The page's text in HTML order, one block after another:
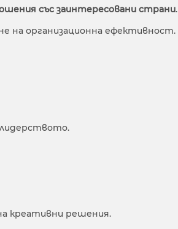
със заинтересовани страни.
на организационна ефективност.
креативни решения.